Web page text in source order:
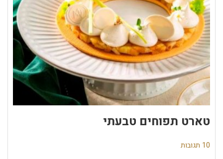
טארט תפוחים טבעתי
10 תגובות